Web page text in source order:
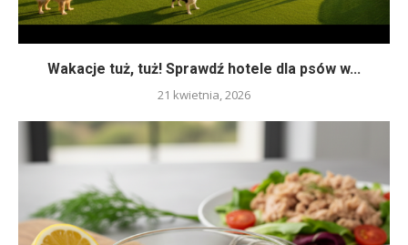
Wakacje tuż, tuż! Sprawdź hotele dla psów w...
21 kwietnia, 2026